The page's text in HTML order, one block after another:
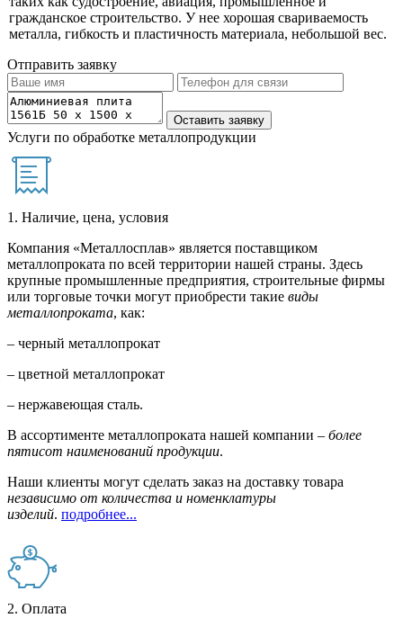
гражданское строительство. У нее хорошая свариваемость
металла, гибкость и пластичность материала, небольшой вес.
Отправить заявку
Услуги по обработке металлопродукции
1. Наличие, цена, условия
Компания «Металлосплав» является поставщиком
металлопроката по всей территории нашей страны. Здесь
крупные промышленные предприятия, строительные фирмы
или торговые точки могут приобрести такие виды
металлопроката, как:
– черный металлопрокат
– цветной металлопрокат
– нержавеющая сталь.
В ассортименте металлопроката нашей компании – более
пятисот наименований продукции.
Наши клиенты могут сделать заказ на доставку товара
независимо от количества и номенклатуры
изделий. подробнее...
2. Оплата